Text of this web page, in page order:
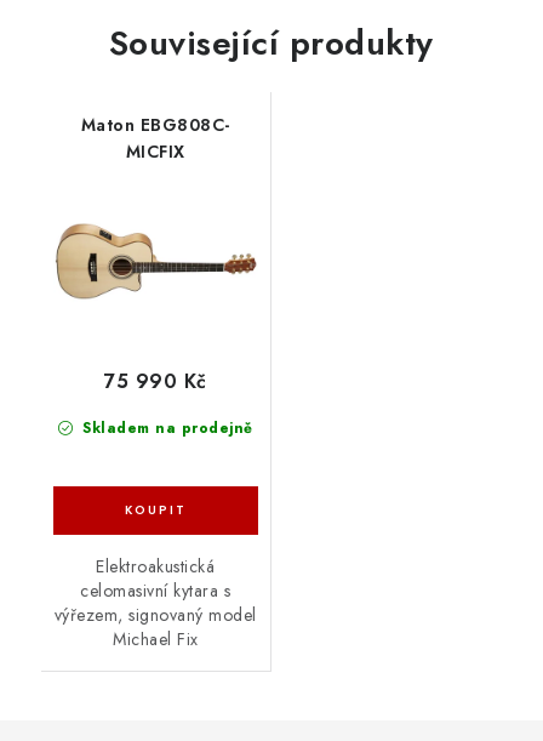
Související produkty
Maton EBG808C-
MICFIX
Skladem na prodejně
75 990 Kč
Elektroakustická
celomasivní kytara s
výřezem, signovaný model
Michael Fix